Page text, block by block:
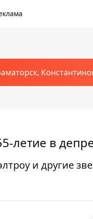
летие в
и другие